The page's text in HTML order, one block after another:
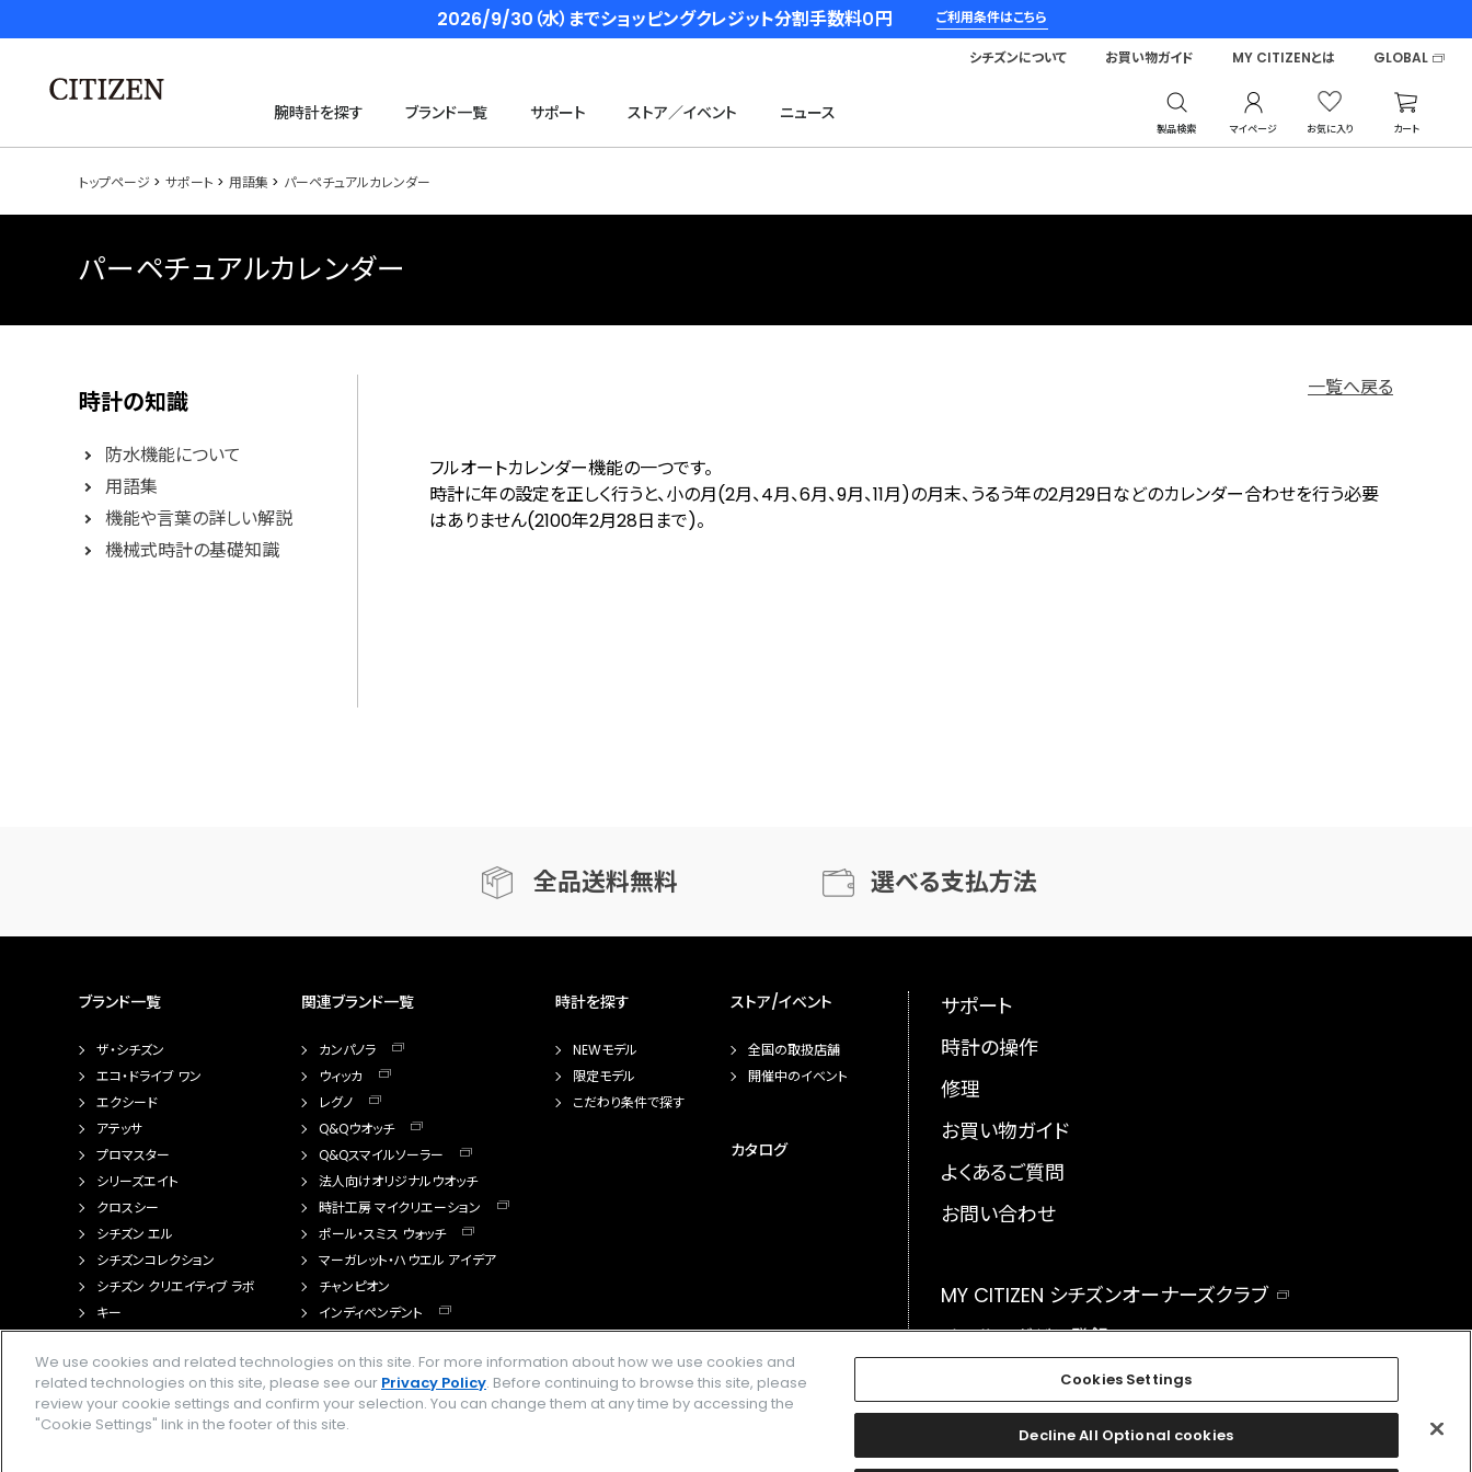
2026/9/30（水）までショッピングクレジット分割手数料０円 ご利用条件はこちら
腕時計を探す ブランド一覧 サポート ストア／イベント ニュース
製品検索 マイページ お気に入り カート
シチズンについて お買い物ガイド MY CITIZENとは GLOBAL
トップページ サポート 用語集 パーペチュアルカレンダー
パーペチュアルカレンダー
時計の知識
防水機能について
用語集
機能や言葉の詳しい解説
機械式時計の基礎知識
一覧へ戻る
フルオートカレンダー機能の一つです。
時計に年の設定を正しく行うと、小の月(2月、4月、6月、9月、11月)の月末、うるう年の2月29日などのカレンダー合わせを行う必要
はありません(2100年2月28日まで)。
全品送料無料 選べる支払方法
ブランド一覧
ザ・シチズン
エコ・ドライブ ワン
エクシード
アテッサ
プロマスター
シリーズエイト
クロスシー
シチズン エル
シチズンコレクション
シチズン クリエイティブ ラボ
キー
関連ブランド一覧
カンパノラ
ウィッカ
レグノ
Q&Qウオッチ
Q&Qスマイルソーラー
法人向けオリジナルウオッチ
時計工房 マイクリエーション
ポール・スミス ウォッチ
マーガレット・ハウエル アイデア
チャンピオン
インディペンデント
時計を探す
NEWモデル
限定モデル
こだわり条件で探す
ストア/イベント
全国の取扱店舗
開催中のイベント
カタログ
サポート
時計の操作
修理
お買い物ガイド
よくあるご質問
お問い合わせ
MY CITIZEN シチズンオーナーズクラブ
メールマガジン登録
facebookinstagramtwitter
We use cookies and related technologies on this site. For more information about how we use cookies and
related technologies on this site, please see our Privacy Policy. Before continuing to browse this site, please
review your cookie settings and confirm your selection. You can change them at any time by accessing the
"Cookie Settings" link in the footer of this site.
Cookies Settings
Decline All Optional cookies